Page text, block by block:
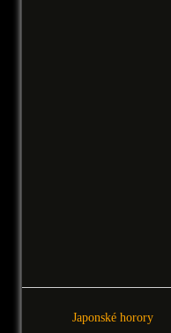
Japonské horory